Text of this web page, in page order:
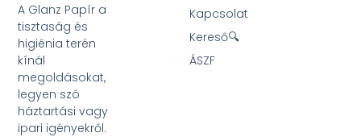
A Glanz Papír a
tisztaság és
higiénia terén
kínál
megoldásokat,
legyen szó
háztartási vagy
ipari igényekről.
Kapcsolat
Kereső🔍
ÁSZF